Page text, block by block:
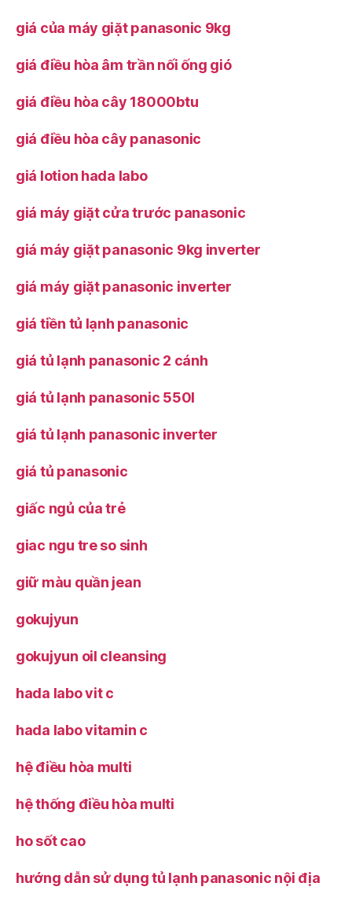
giá của máy giặt panasonic 9kg
giá điều hòa âm trần nối ống gió
giá điều hòa cây 18000btu
giá điều hòa cây panasonic
giá lotion hada labo
giá máy giặt cửa trước panasonic
giá máy giặt panasonic 9kg inverter
giá máy giặt panasonic inverter
giá tiền tủ lạnh panasonic
giá tủ lạnh panasonic 2 cánh
giá tủ lạnh panasonic 550l
giá tủ lạnh panasonic inverter
giá tủ panasonic
giấc ngủ của trẻ
giac ngu tre so sinh
giữ màu quần jean
gokujyun
gokujyun oil cleansing
hada labo vit c
hada labo vitamin c
hệ điều hòa multi
hệ thống điều hòa multi
ho sốt cao
hướng dẫn sử dụng tủ lạnh panasonic nội địa